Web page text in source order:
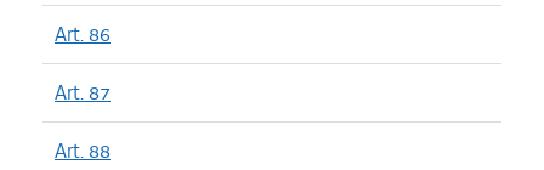
Art. 86
Art. 87
Art. 88